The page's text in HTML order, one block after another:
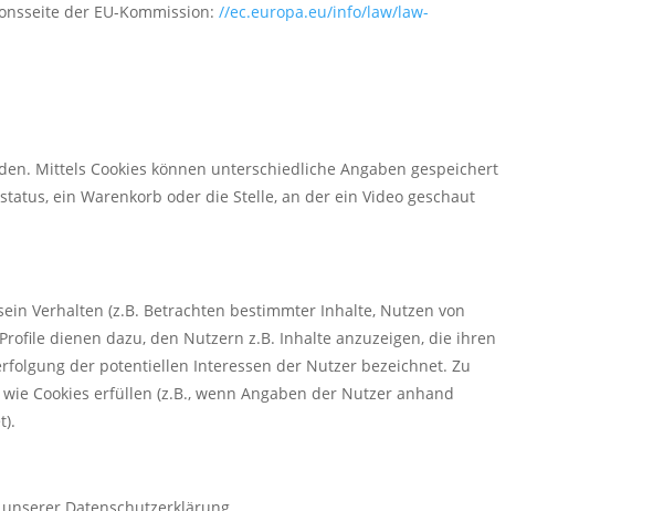
der EU-Kommission: //ec.europa.eu/info/law/law-
Mittels Cookies können unterschiedliche Angaben gespeichert
ein Warenkorb oder die Stelle, an der ein Video geschaut
Verhalten (z.B. Betrachten bestimmter Inhalte, Nutzen von
dienen dazu, den Nutzern z.B. Inhalte anzuzeigen, die ihren
der potentiellen Interessen der Nutzer bezeichnet. Zu
Cookies erfüllen (z.B., wenn Angaben der Nutzer anhand